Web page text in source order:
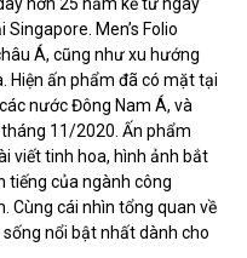
Men’s Folio
Á, cũng như xu hướng
Hiện ấn phẩm đã có mặt tại
nước Đông Nam Á, và
11/2020. Ấn phẩm
viết tinh hoa, hình ảnh bắt
tiếng của ngành công
Cùng cái nhìn tổng quan về
nổi bật nhất dành cho